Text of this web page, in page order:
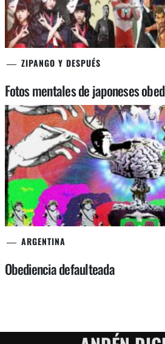
ZIPANGO Y DESPUÉS
Fotos mentales de japoneses
ARGENTINA
Obediencia defaulteada